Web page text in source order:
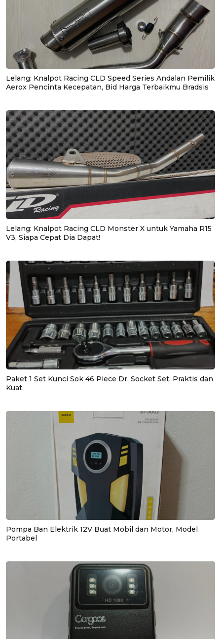
Lelang: Knalpot Racing CLD Speed Series Andalan Pemilik
Aerox Pencinta Kecepatan, Bid Harga Terbaikmu Bradsis
Lelang: Knalpot Racing CLD Monster X untuk Yamaha R15
V3, Siapa Cepat Dia Dapat!
Paket 1 Set Kunci Sok 46 Piece Dr. Socket Set, Praktis dan
Kuat
Pompa Ban Elektrik 12V Buat Mobil dan Motor, Model
Portabel